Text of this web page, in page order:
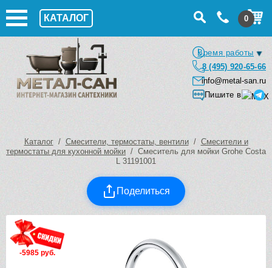
КАТАЛОГ 0
Время работы
8 (495) 920-65-66
info@metal-san.ru
Пишите в
Каталог/ Смесители, термостаты, вентили/ Смесители и
термостаты для кухонной мойки / Смеситель для мойки Grohe Costa
L 31191001
Поделиться
-5985 руб.